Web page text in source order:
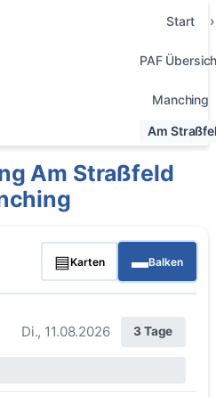
Start
PAF
Manching
Am
Am Straßfeld
▤Karten ▬Balken
Di., 11.08.2026 3 Tage